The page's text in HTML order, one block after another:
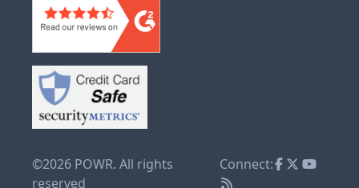
©2026 POWR. All rights
reserved
Connect: